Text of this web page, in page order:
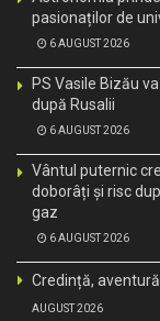
pasionaților de
6 AUGUST 2026
PS Vasile Bizău
după Rusalii
6 AUGUST 2026
Vântul puternic
doborâți și risc
gaz
6 AUGUST 2026
Credință,
AUGUST 2026